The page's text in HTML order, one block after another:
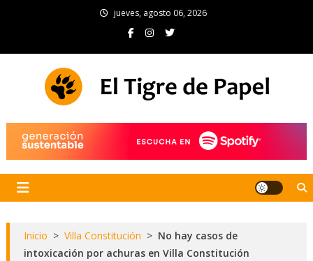
jueves, agosto 06, 2026
Inicio > Villa Constitución > No hay casos de
intoxicación por achuras en Villa Constitución